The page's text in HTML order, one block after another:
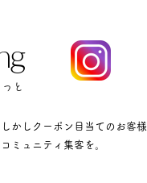
と
かしクーポン目当てのお客様
ミュニティ集客を。